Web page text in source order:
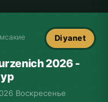
Diyanet
2026 -
Воскресенье